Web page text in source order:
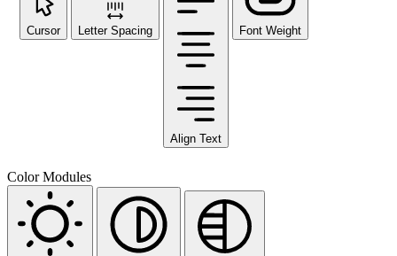
Cursor Letter Spacing
Align Text
Font Weight
Color Modules